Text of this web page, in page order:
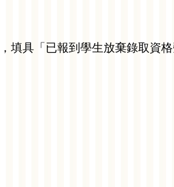
，填具「已報到學生放棄錄取資